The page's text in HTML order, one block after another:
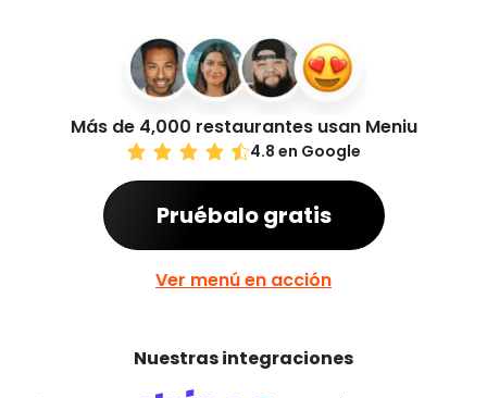
Más de 4,000 restaurantes usan Meniu
4.8 en Google
Pruébalo gratis
Ver menú en acción
Nuestras integraciones